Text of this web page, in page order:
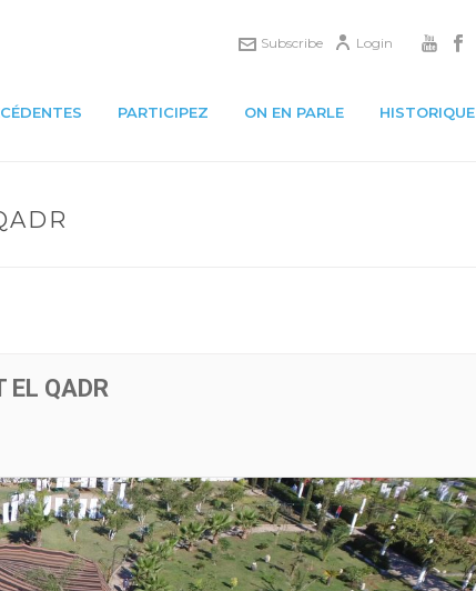
Login
Subscribe
PARTICIPEZ ON EN PARLE HISTORIQUE
EL QADR